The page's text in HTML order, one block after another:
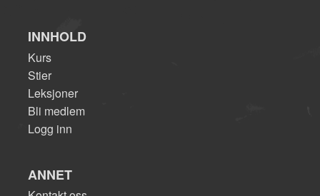
INNHOLD
Kurs
Stier
Leksjoner
Bli medlem
Logg inn
ANNET